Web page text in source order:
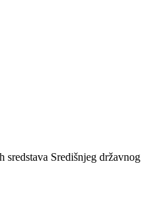
Središnjeg državnog